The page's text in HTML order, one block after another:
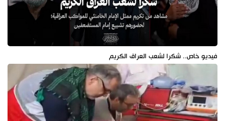
فيديو خاص.. شكرا لشعب العراق الكريم